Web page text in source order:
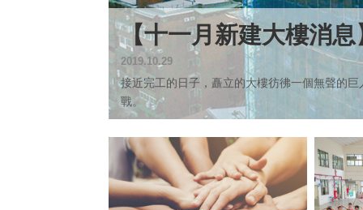
【十一月新建大樓消
2019.10.29
接近完工的日子，矗立的大樓彷彿一個無聲的
戰。